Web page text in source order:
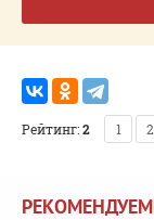
Рейтинг:2 1 2